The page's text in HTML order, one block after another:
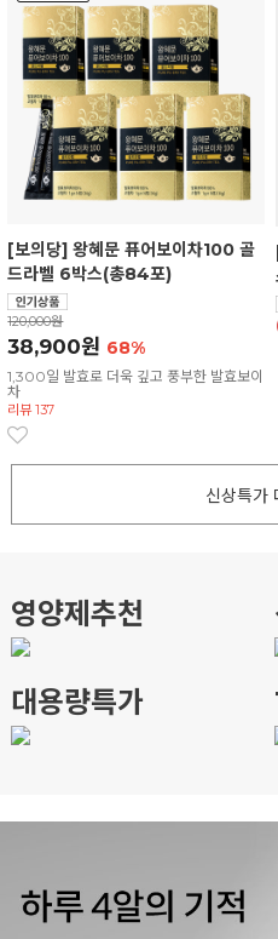
[보의당] 왕혜문 퓨어보이차100 골
드라벨 6박스(총84포)
120,000원
38,900원 68%
1,300일 발효로 더욱 깊고 풍부한 발효보이
차
리뷰 137
신상특가
영양제추천
대용량특가